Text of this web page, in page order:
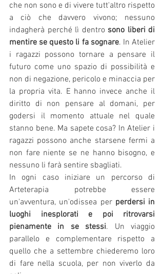
che non sono e di vivere tutt'altro rispetto
a ciò che davvero vivono; nessuno
indagherà perché lì dentro sono liberi di
mentire se questo li fa sognare. In Atelier
i ragazzi possono tornare a pensare il
futuro come uno spazio di possibilità e
non di negazione, pericolo e minaccia per
la propria vita. E hanno invece anche il
diritto di non pensare al domani, per
godersi il momento attuale nel quale
stanno bene. Ma sapete cosa? In Atelier i
ragazzi possono anche starsene fermi a
non fare niente se ne hanno bisogno, e
nessuno li farà sentire sbagliati.
In ogni caso iniziare un percorso di
Arteterapia potrebbe essere
un'avventura, un'odissea per perdersi in
luoghi inesplorati e poi ritrovarsi
pienamente in se stessi. Un viaggio
parallelo e complementare rispetto a
quello che a settembre chiederemo loro
di fare nella scuola, per non viverlo da